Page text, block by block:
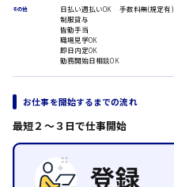
洗い場
ラウンダー営業
ルート営業
その他の専門職
施設管理・整備
清掃
呉市
日給8000円～
その他
日払い週払いOK 手数料無(規定有)
制服貸与
皆勤手当
職場見学OK
即日内定OK
勤務開始日相談OK
お仕事を開始するまでの流れ
最短２〜３日で仕事開始